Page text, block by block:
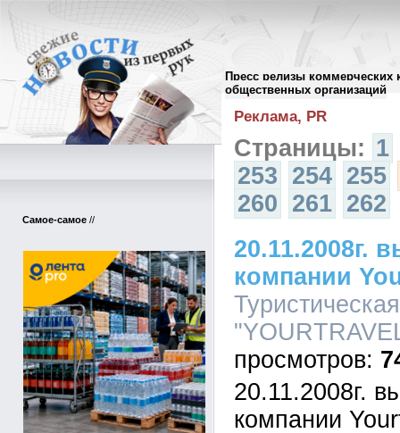
Пресс релизы коммерческих
общественных организаций
Самое-самое //
Архив пресс-релизов//
Реклама, PR
Страницы: 1
253 254 255
260 261 262
20.11.2008г.
компании
20.11.2008г.
компании